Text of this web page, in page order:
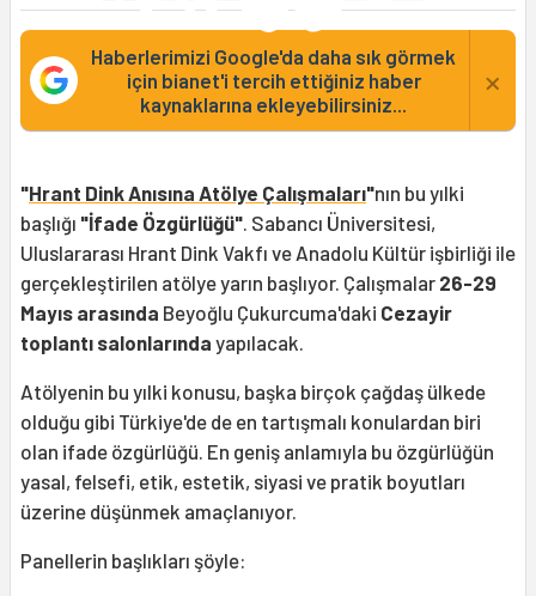
Haberlerimizi Google'da daha sık görmek
için bianet'i tercih ettiğiniz haber
kaynaklarına ekleyebilirsiniz...
×
"Hrant Dink Anısına Atölye Çalışmaları"nın bu yılki
başlığı "İfade Özgürlüğü". Sabancı Üniversitesi,
Uluslararası Hrant Dink Vakfı ve Anadolu Kültür işbirliği ile
gerçekleştirilen atölye yarın başlıyor. Çalışmalar 26-29
Mayıs arasında Beyoğlu Çukurcuma'daki Cezayir
toplantı salonlarında yapılacak.
Atölyenin bu yılki konusu, başka birçok çağdaş ülkede
olduğu gibi Türkiye'de de en tartışmalı konulardan biri
olan ifade özgürlüğü. En geniş anlamıyla bu özgürlüğün
yasal, felsefi, etik, estetik, siyasi ve pratik boyutları
üzerine düşünmek amaçlanıyor.
Panellerin başlıkları şöyle: